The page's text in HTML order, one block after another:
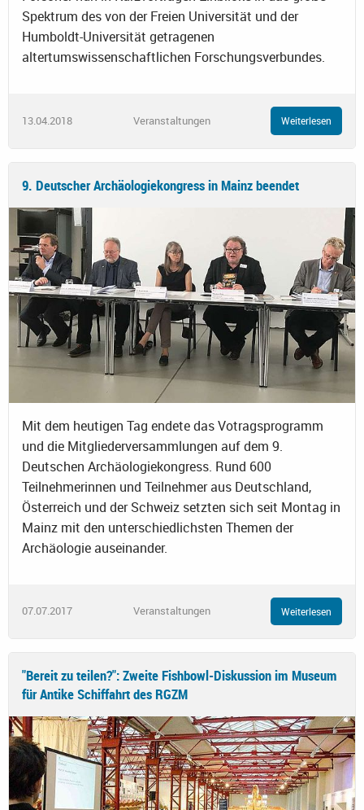
Spektrum des von der Freien Universität und der
Humboldt-Universität getragenen
altertumswissenschaftlichen Forschungsverbundes.
13.04.2018 Veranstaltungen Weiterlesen
9. Deutscher Archäologiekongress in Mainz beendet
Mit dem heutigen Tag endete das Votragsprogramm
und die Mitgliederversammlungen auf dem 9.
Deutschen Archäologiekongress. Rund 600
Teilnehmerinnen und Teilnehmer aus Deutschland,
Österreich und der Schweiz setzten sich seit Montag in
Mainz mit den unterschiedlichsten Themen der
Archäologie auseinander.
07.07.2017 Veranstaltungen Weiterlesen
"Bereit zu teilen?": Zweite Fishbowl-Diskussion im Museum
für Antike Schiffahrt des RGZM